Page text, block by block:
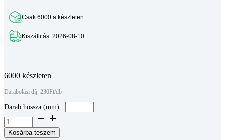
Csak 6000 a készleten
Kiszállitás: 2026-08-10
6000 készleten
Darabolási díj: 230Ft/db
Darab hossza (mm) :
Aluprofil
-
40x20
Kosárba teszem